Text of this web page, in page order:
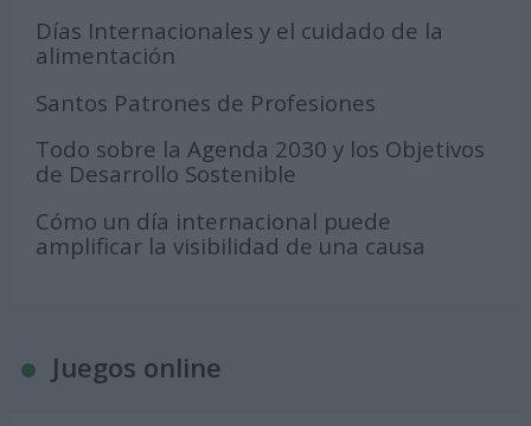
Días Internacionales y el cuidado de la
alimentación
Santos Patrones de Profesiones
Todo sobre la Agenda 2030 y los Objetivos
de Desarrollo Sostenible
Cómo un día internacional puede
amplificar la visibilidad de una causa
Juegos online